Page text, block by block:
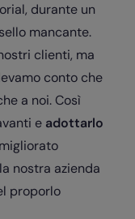
durante un
mancante.
clienti, ma
conto che
a noi. Così
e adottarlo
nostra azienda
proporlo